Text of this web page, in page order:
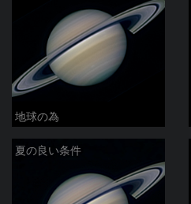
地球の為
夏の良い条件